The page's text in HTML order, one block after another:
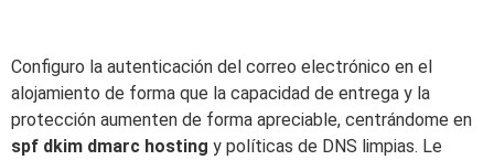
Configuro la autenticación del correo electrónico en el
alojamiento de forma que la capacidad de entrega y la
protección aumenten de forma apreciable, centrándome en
spf dkim dmarc hosting y políticas de DNS limpias. Le